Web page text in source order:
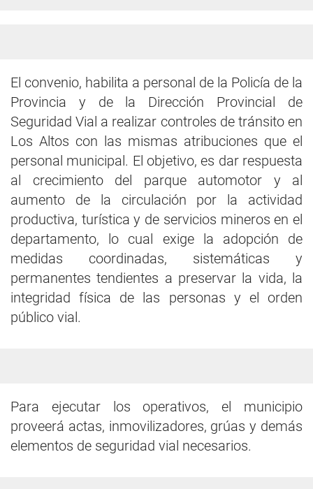
El convenio, habilita a personal de la Policía de la
Provincia y de la Dirección Provincial de
Seguridad Vial a realizar controles de tránsito en
Los Altos con las mismas atribuciones que el
personal municipal. El objetivo, es dar respuesta
al crecimiento del parque automotor y al
aumento de la circulación por la actividad
productiva, turística y de servicios mineros en el
departamento, lo cual exige la adopción de
medidas coordinadas, sistemáticas y
permanentes tendientes a preservar la vida, la
integridad física de las personas y el orden
público vial.
Para ejecutar los operativos, el municipio
proveerá actas, inmovilizadores, grúas y demás
elementos de seguridad vial necesarios.